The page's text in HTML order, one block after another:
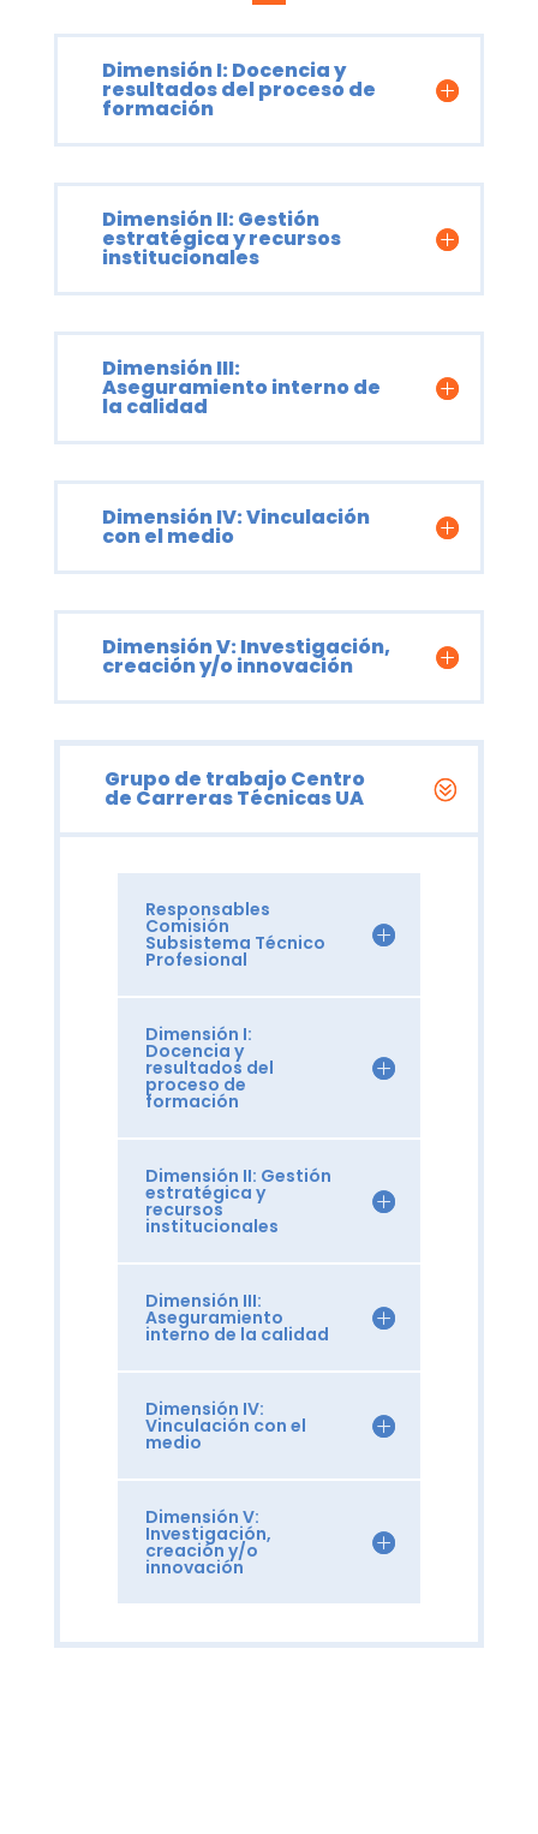
Dimensión I: Docencia y
resultados del proceso de
formación
Dimensión II: Gestión
estratégica y recursos
institucionales
Dimensión III:
Aseguramiento interno de
la calidad
Dimensión IV: Vinculación
con el medio
Dimensión V: Investigación,
creación y/o innovación
Grupo de trabajo Centro
de Carreras Técnicas UA
Responsables
Comisión
Subsistema Técnico
Profesional
Dimensión I:
Docencia y
resultados del
proceso de
formación
Dimensión II: Gestión
estratégica y
recursos
institucionales
Dimensión III:
Aseguramiento
interno de la calidad
Dimensión IV:
Vinculación con el
medio
Dimensión V:
Investigación,
creación y/o
innovación